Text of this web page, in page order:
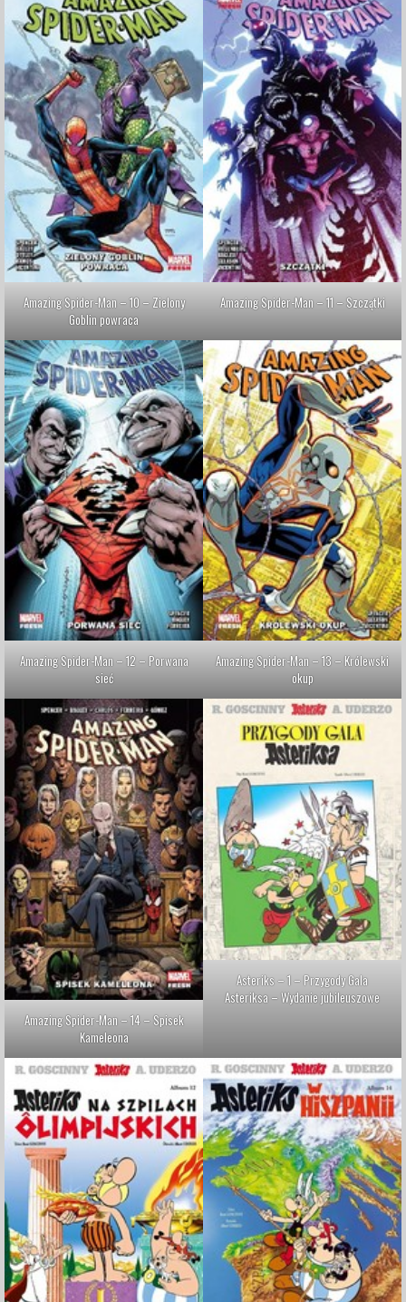
Amazing Spider-Man – 10 – Zielony
Goblin powraca
Amazing Spider-Man – 11 – Szczątki
Amazing Spider-Man – 12 – Porwana
sieć
Amazing Spider-Man – 13 – Królewski
okup
Amazing Spider-Man – 14 – Spisek
Kameleona
Asteriks – 1 – Przygody Gala
Asteriksa – Wydanie jubileuszowe